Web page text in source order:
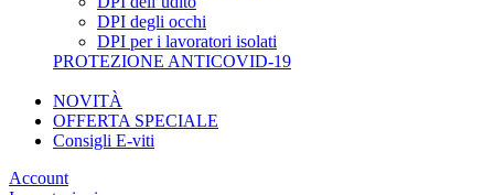
DPI degli occhi
DPI per i lavoratori isolati
PROTEZIONE ANTICOVID-19
NOVITÀ
OFFERTA SPECIALE
Consigli E-viti
Account